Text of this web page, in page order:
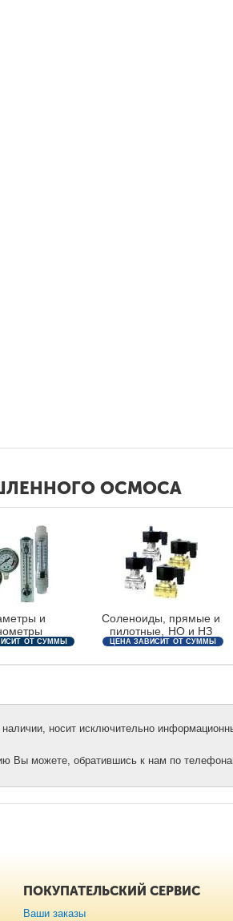
ОСМОСА
и
ОТ СУММЫ
Соленоиды, прямые и
пилотные, НО и НЗ
ЦЕНА ЗАВИСИТ ОТ СУММЫ
носит исключительно
Вы можете, обратившись к нам по
ПОКУПАТЕЛЬСКИЙ СЕРВИС
Ваши заказы